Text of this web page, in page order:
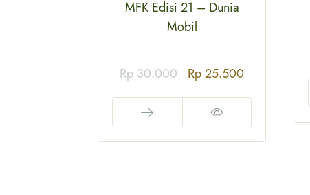
MFK Edisi 21 – Dunia
Mobil
Rp30.000 Rp25.500